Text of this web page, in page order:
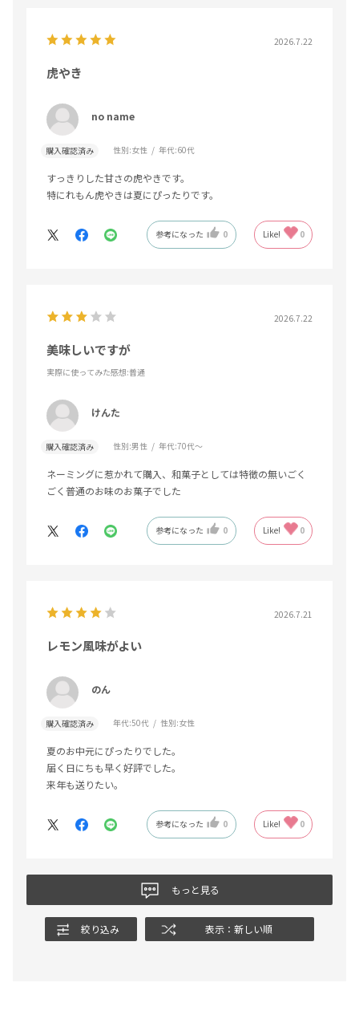
2026.7.22
虎やき
no name
購入確認済み 性別:女性 年代:60代
すっきりした甘さの虎やきです。
特にれもん虎やきは夏にぴったりです。
参考になった 0 Like! 0
2026.7.22
美味しいですが
実際に使ってみた感想:普通
けんた
購入確認済み 性別:男性 年代:70代～
ネーミングに惹かれて購入、和菓子としては特徴の無いごく
ごく普通のお味のお菓子でした
参考になった 0 Like! 0
2026.7.21
レモン風味がよい
のん
購入確認済み 年代:50代 性別:女性
夏のお中元にぴったりでした。
届く日にちも早く好評でした。
来年も送りたい。
参考になった 0 Like! 0
もっと見る
絞り込み 表示：新しい順